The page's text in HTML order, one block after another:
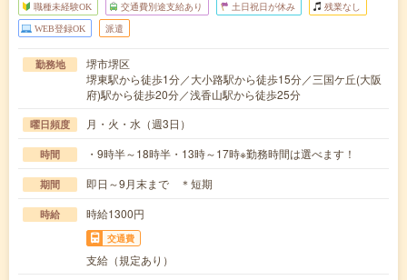
職種未経験OK 交通費別途支給あり 土日祝日が休み 残業なし
WEB登録OK 派遣
勤務地
堺市堺区
堺東駅から徒歩1分／大小路駅から徒歩15分／三国ケ丘(大阪
府)駅から徒歩20分／浅香山駅から徒歩25分
曜日頻度 月・火・水（週3日）
時間 ・9時半～18時半・13時～17時※勤務時間は選べます！
期間 即日～9月末まで ＊短期
時給 時給1300円
交通費
支給（規定あり）